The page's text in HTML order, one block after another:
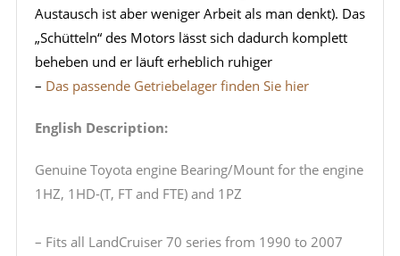
Austausch ist aber weniger Arbeit als man denkt). Das
„Schütteln“ des Motors lässt sich dadurch komplett
beheben und er läuft erheblich ruhiger
– Das passende Getriebelager finden Sie hier
English Description:
Genuine Toyota engine Bearing/Mount for the engine
1HZ, 1HD-(T, FT and FTE) and 1PZ
– Fits all LandCruiser 70 series from 1990 to 2007